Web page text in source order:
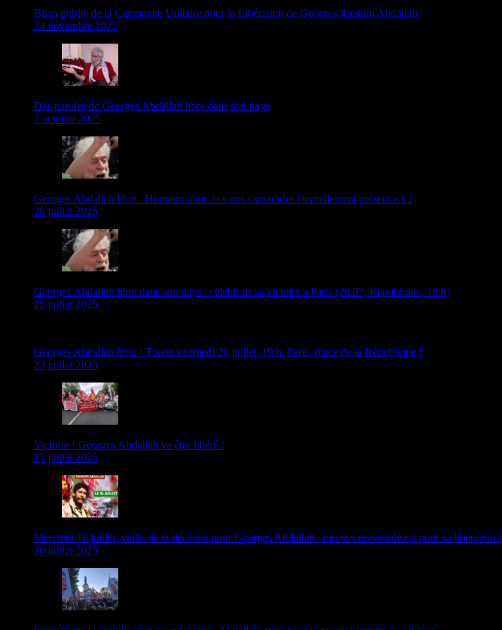
Bilan public de la Campagne Unitaire pour la Libération de Georges Ibrahim Abdallah
24 novembre 2025
Des paroles de Georges Abdallah libre dans son pays
7 octobre 2025
Georges Abdallah libre : Honneur à tou.te.s nos camarades éternellement présent.e.s !
28 juillet 2025
Georges Abdallah libre dans son pays : célébrons sa victoire à Paris (26.07, République, 19 h)
25 juillet 2025
Georges Abdallah libre ! Tou.te.s samedi 26 juillet, 19 h, Paris, place de la République !
23 juillet 2025
Victoire ! Georges Abdallah va être libéré !
17 juillet 2025
Mercredi 16 juillet, veille de la décision pour Georges Abdallah : tou.te.s rassemblé.e.s pour sa libération !
10 juillet 2025